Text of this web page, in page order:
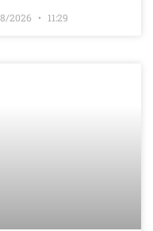
2026 11:29